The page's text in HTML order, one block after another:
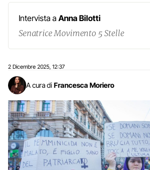
Intervista a Anna Bilotti
Senatrice Movimento 5 Stelle
2 Dicembre 2025 12:37
A cura di Francesca Moriero